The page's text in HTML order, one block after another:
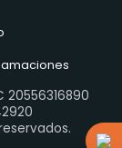
20556316890